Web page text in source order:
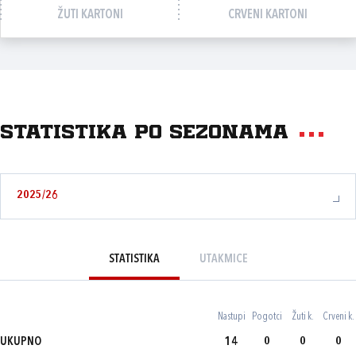
ŽUTI KARTONI CRVENI KARTONI
Statistika po sezonama
2025/26
STATISTIKA UTAKMICE
Nastupi Pogotci Žuti k. Crveni k.
UKUPNO 14 0 0 0